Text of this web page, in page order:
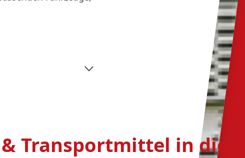
Transportmittel in dieser